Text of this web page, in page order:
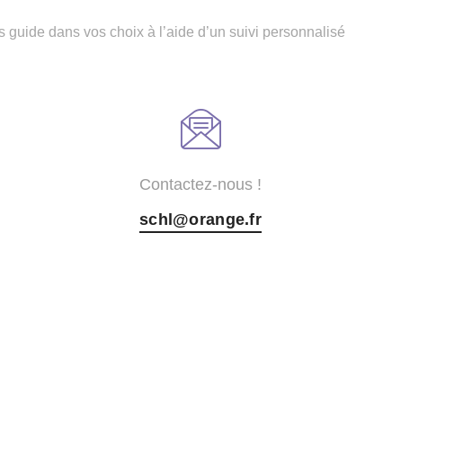
dans vos choix à l’aide d’un suivi personnalisé
Contactez-nous !
schl@orange.fr